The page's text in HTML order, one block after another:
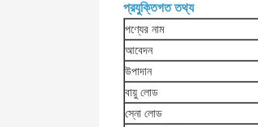
প্রযুক্তিগত তথ্য
পণ্যের নাম
আবেদন
উপাদান
বায়ু লোড
স্নো লোড